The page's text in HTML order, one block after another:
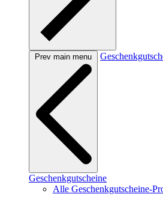
Prev main menu
Geschenkgutscheine
Alle Geschenkgutscheine-